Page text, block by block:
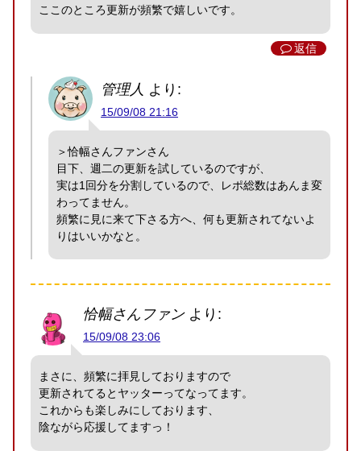
ここのところ更新が頻繁で嬉しいです。
返信
管理人 より:
15/09/08 21:16
＞恰幅さんファンさん
目下、週二の更新を試しているのですが、
実は1回分を分割しているので、レポ総数はあんま変
わってません。
頻繁に見に来て下さる方へ、何も更新されてないよ
りはいいかなと。
恰幅さんファン より:
15/09/08 23:06
まさに、頻繁に拝見しておりますので
更新されてるとヤッターってなってます。
これからも楽しみにしております、
陰ながら応援してますっ！